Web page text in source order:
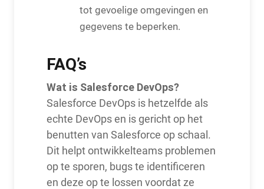
tot gevoelige omgevingen en
gegevens te beperken.
FAQ’s
Wat is Salesforce DevOps?
Salesforce DevOps is hetzelfde als
echte DevOps en is gericht op het
benutten van Salesforce op schaal.
Dit helpt ontwikkelteams problemen
op te sporen, bugs te identificeren
en deze op te lossen voordat ze